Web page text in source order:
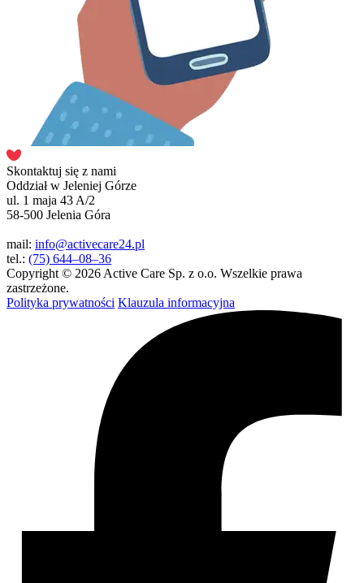
Skontaktuj się z nami
Oddział w Jeleniej Górze
ul. 1 maja 43 A/2
58-500 Jelenia Góra
mail: info@activecare24.pl
tel.: (75) 644–08–36
Copyright © 2026 Active Care Sp. z o.o. Wszelkie prawa
zastrzeżone.
Polityka prywatności Klauzula informacyjna